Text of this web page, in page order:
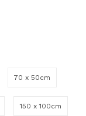
70 x 50cm
150 x 100cm